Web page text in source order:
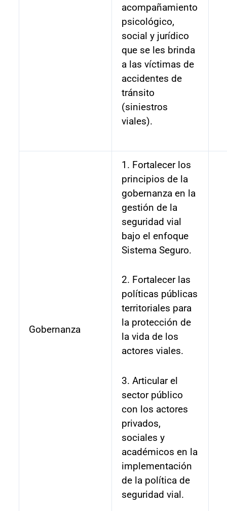
acompañamiento
psicológico,
social y jurídico
que se les brinda
a las víctimas de
accidentes de
tránsito
(siniestros
viales).
Gobernanza
1. Fortalecer los
principios de la
gobernanza en la
gestión de la
seguridad vial
bajo el enfoque
Sistema Seguro.
2. Fortalecer las
políticas públicas
territoriales para
la protección de
la vida de los
actores viales.
3. Articular el
sector público
con los actores
privados,
sociales y
académicos en la
implementación
de la política de
seguridad vial.